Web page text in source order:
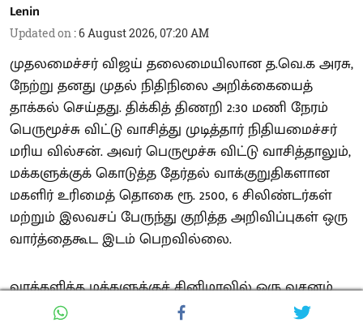
Lenin
Updated on :6 August 2026, 07:20 AM
முதலமைச்சர் விஜய் தலைமையிலான த.வெ.க அரசு,
நேற்று தனது முதல் நிதிநிலை அறிக்கையைத்
தாக்கல் செய்தது. திக்கித் திணறி 2:30 மணி நேரம்
பெருமூச்சு விட்டு வாசித்து முடித்தார் நிதியமைச்சர்
மரிய வில்சன். அவர் பெருமூச்சு விட்டு வாசித்தாலும்,
மக்களுக்குக் கொடுத்த தேர்தல் வாக்குறுதிகளான
மகளிர் உரிமைத் தொகை ரூ. 2500, 6 சிலிண்டர்கள்
மற்றும் இலவசப் பேருந்து குறித்த அறிவிப்புகள் ஒரு
வார்த்தைகூட இடம் பெறவில்லை.
வாக்களித்த மக்களுக்குச் சினிமாவில் ஒரு வசனம்
வருவது போல "பிம்பிளிக்கா பிலாப்பி" என